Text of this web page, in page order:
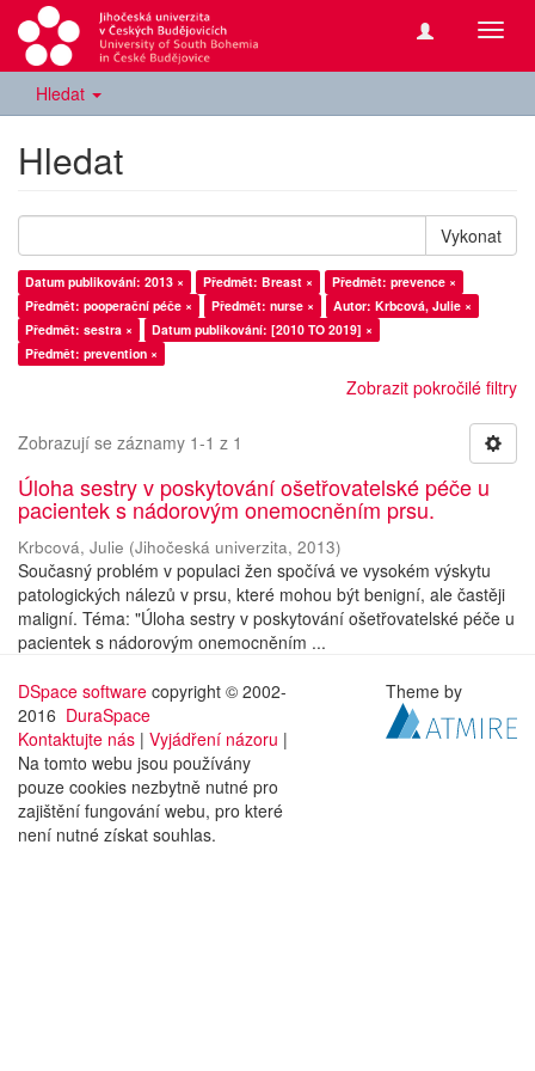
Hledat
Hledat
Vykonat
Datum publikování: 2013 × Předmět: Breast ×
Předmět: prevence ×
Předmět: pooperační péče ×
Předmět: nurse ×
Autor: Krbcová, Julie ×
Předmět: sestra ×
Datum publikování: [2010 TO 2019] ×
Předmět: prevention ×
Zobrazit pokročilé filtry
Zobrazují se záznamy 1-1 z 1
Úloha sestry v poskytování ošetřovatelské péče u
pacientek s nádorovým onemocněním prsu.
Krbcová, Julie (Jihočeská univerzita, 2013)
Současný problém v populaci žen spočívá ve vysokém výskytu
patologických nálezů v prsu, které mohou být benigní, ale častěji
maligní. Téma: "Úloha sestry v poskytování ošetřovatelské péče u
pacientek s nádorovým onemocněním ...
DSpace software copyright © 2002-
2016 DuraSpace
Kontaktujte nás | Vyjádření názoru |
Na tomto webu jsou používány
pouze cookies nezbytně nutné pro
zajištění fungování webu, pro které
není nutné získat souhlas.
Theme by